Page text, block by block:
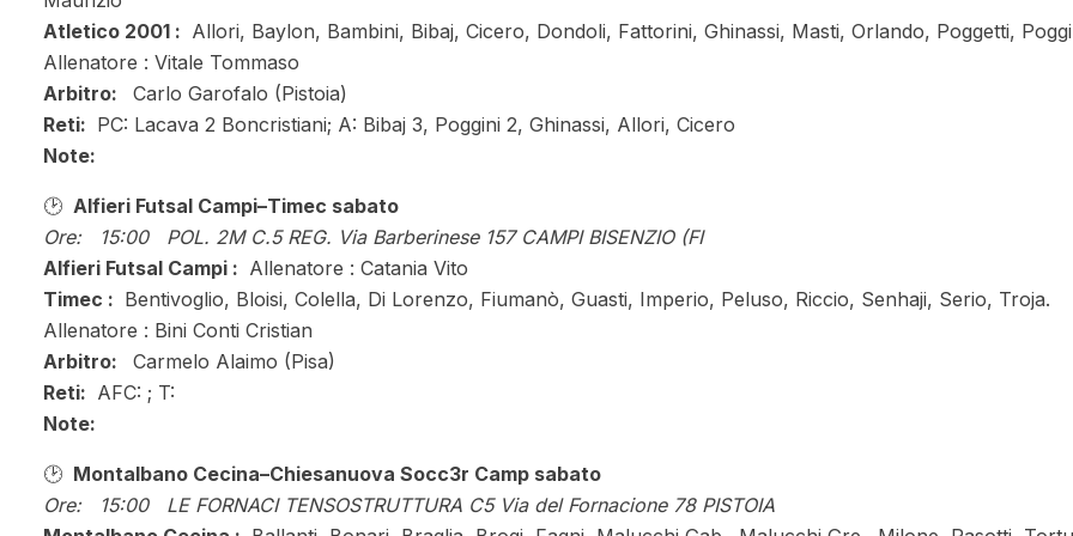
Atletico 2001 : Allori, Baylon, Bambini, Bibaj, Cicero, Dondoli, Fattorini, Ghinassi, Masti, Orlando, Poggetti,
Allenatore : Vitale Tommaso
Arbitro:
Carlo Garofalo (Pistoia)
Reti: PC: Lacava 2 Boncristiani; A: Bibaj 3, Poggini 2, Ghinassi, Allori, Cicero
Note:
🕑 Alfieri Futsal Campi–Timec sabato
Ore: 15:00 POL. 2M C.5 REG. Via Barberinese 157 CAMPI BISENZIO (FI
Alfieri Futsal Campi : Allenatore : Catania Vito
Timec : Bentivoglio, Bloisi, Colella, Di Lorenzo, Fiumanò, Guasti, Imperio, Peluso, Riccio, Senhaji, Serio, Troja.
Allenatore : Bini Conti Cristian
Arbitro:
Carmelo Alaimo (Pisa)
Reti: AFC: ; T:
Note:
🕑 Montalbano Cecina–Chiesanuova Socc3r Camp sabato
Ore: 15:00 LE FORNACI TENSOSTRUTTURA C5 Via del Fornacione 78 PISTOIA